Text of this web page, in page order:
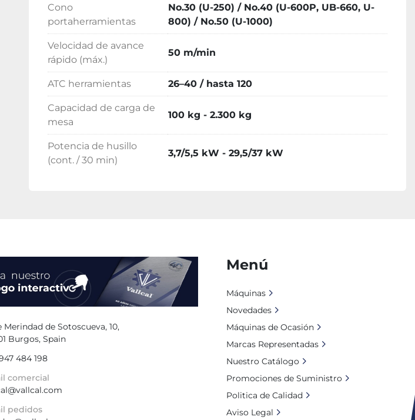
Cono
portaherramientas
No.30 (U-250) / No.40 (U-600P, UB-660, U-
800) / No.50 (U-1000)
Velocidad de avance
rápido (máx.)
50 m/min
ATC herramientas 26–40 / hasta 120
Capacidad de carga de
mesa
100 kg - 2.300 kg
Potencia de husillo
(cont. / 30 min)
3,7/5,5 kW - 29,5/37 kW
Merindad de Sotoscueva, 10,
Burgos, Spain
484 198
comercial
pedidos
Menú
Máquinas
Novedades
Máquinas de Ocasión
Marcas Representadas
Nuestro Catálogo
Promociones de Suministro
Politica de Calidad
Aviso Legal